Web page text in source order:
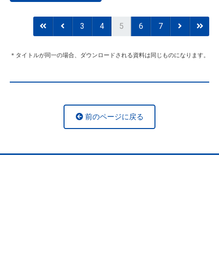
3 4 5 6 7
＊タイトルが同一の場合、ダウンロードされる資料は同じものになります。
前のページに戻る